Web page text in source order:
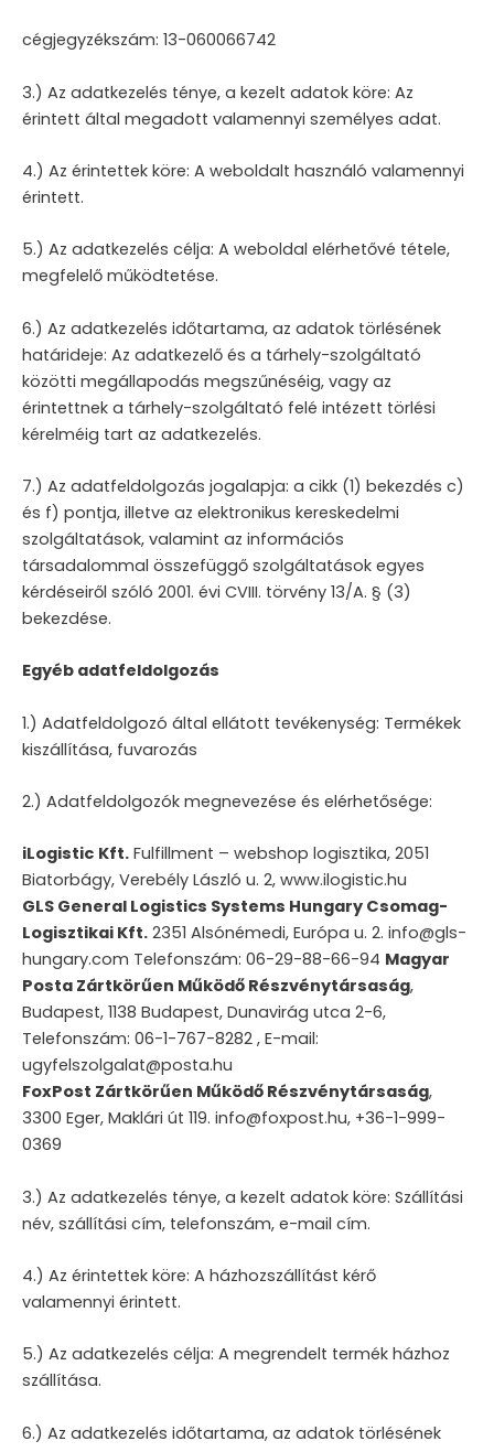
cégjegyzékszám: 13-060066742
3.) Az adatkezelés ténye, a kezelt adatok köre: Az
érintett által megadott valamennyi személyes adat.
4.) Az érintettek köre: A weboldalt használó valamennyi
érintett.
5.) Az adatkezelés célja: A weboldal elérhetővé tétele,
megfelelő működtetése.
6.) Az adatkezelés időtartama, az adatok törlésének
határideje: Az adatkezelő és a tárhely-szolgáltató
közötti megállapodás megszűnéséig, vagy az
érintettnek a tárhely-szolgáltató felé intézett törlési
kérelméig tart az adatkezelés.
7.) Az adatfeldolgozás jogalapja: a cikk (1) bekezdés c)
és f) pontja, illetve az elektronikus kereskedelmi
szolgáltatások, valamint az információs
társadalommal összefüggő szolgáltatások egyes
kérdéseiről szóló 2001. évi CVIII. törvény 13/A. § (3)
bekezdése.
Egyéb adatfeldolgozás
1.) Adatfeldolgozó által ellátott tevékenység: Termékek
kiszállítása, fuvarozás
2.) Adatfeldolgozók megnevezése és elérhetősége:
iLogistic Kft. Fulfillment – webshop logisztika, 2051
Biatorbágy, Verebély László u. 2, www.ilogistic.hu
GLS General Logistics Systems Hungary Csomag-
Logisztikai Kft. 2351 Alsónémedi, Európa u. 2. info@gls-
hungary.com Telefonszám: 06-29-88-66-94 Magyar
Posta Zártkörűen Működő Részvénytársaság,
Budapest, 1138 Budapest, Dunavirág utca 2-6,
Telefonszám: 06-1-767-8282 , E-mail:
ugyfelszolgalat@posta.hu
FoxPost Zártkörűen Működő Részvénytársaság,
3300 Eger, Maklári út 119. info@foxpost.hu, +36-1-999-
0369
3.) Az adatkezelés ténye, a kezelt adatok köre: Szállítási
név, szállítási cím, telefonszám, e-mail cím.
4.) Az érintettek köre: A házhozszállítást kérő
valamennyi érintett.
5.) Az adatkezelés célja: A megrendelt termék házhoz
szállítása.
6.) Az adatkezelés időtartama, az adatok törlésének